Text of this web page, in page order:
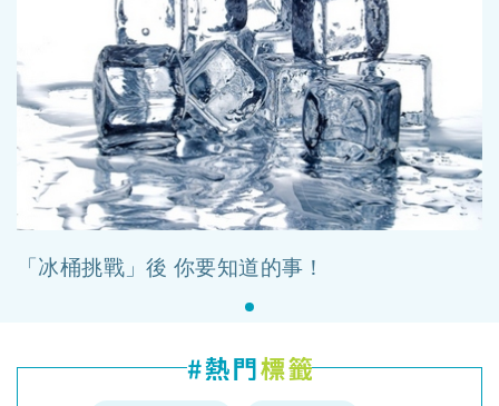
「冰桶挑戰」後 你要知道的事！